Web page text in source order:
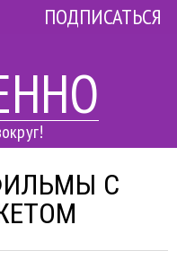
ПОДПИСАТЬСЯ
С